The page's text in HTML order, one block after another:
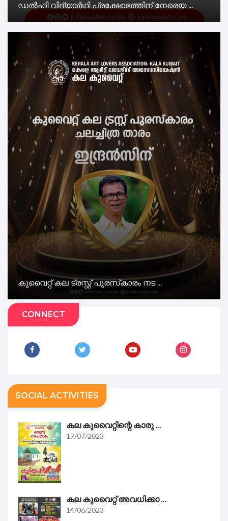
ഡൽഹി വിദ്യാർഥി പ്രക്ഷോഭത്തിന് നേരെയ ...
കുവൈറ്റ് കല ട്രസ്റ്റ് പുരസ്‌കാരം നട ...
CONNECT
SOCIAL ACTIVITIES
കല കുവൈറ്റിന്റെ കാരു ...
17/07/2023
കല കുവൈറ്റ് അവധിക്കാ ...
14/06/2023